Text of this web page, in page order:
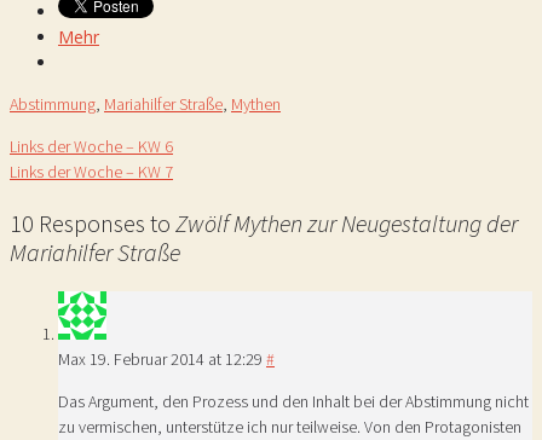
Mehr
Abstimmung, Mariahilfer Straße, Mythen
Links der Woche – KW 6
Links der Woche – KW 7
10 Responses to Zwölf Mythen zur Neugestaltung der
Mariahilfer Straße
Max 19. Februar 2014 at 12:29 #
Das Argument, den Prozess und den Inhalt bei der Abstimmung nicht
zu vermischen, unterstütze ich nur teilweise. Von den Protagonisten